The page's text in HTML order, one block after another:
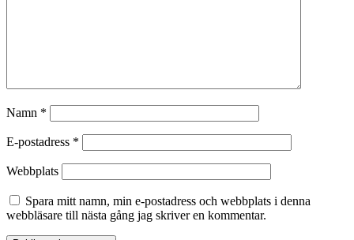
Namn *
E-postadress *
Webbplats
Spara mitt namn, min e-postadress och webbplats i denna
webbläsare till nästa gång jag skriver en kommentar.